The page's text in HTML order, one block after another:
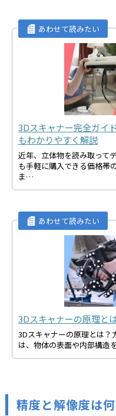
3Dスキャナー完全ガイ
もわかりやすく解説
近年、立体物を読み取って
も手軽に購入できる価格帯
ま…
3Dスキャナーの原理と
3Dスキャナーの原理とは？
は、物体の表面や内部構造
精度と解像度は